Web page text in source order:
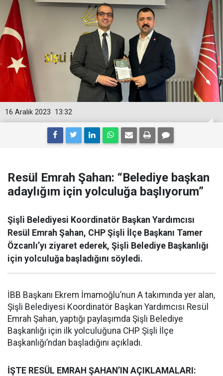
13:32
16 Aralık 2023
Resül Emrah Şahan: “Belediye başkan
adaylığım için yolculuğa başlıyorum”
Şişli Belediyesi Koordinatör Başkan Yardımcısı
Resül Emrah Şahan, CHP Şişli İlçe Başkanı Tamer
Özcanlı’yı ziyaret ederek, Şişli Belediye Başkanlığı
için yolculuğa başladığını söyledi.
İBB Başkanı Ekrem İmamoğlu’nun A takımında yer alan,
Şişli Belediyesi Koordinatör Başkan Yardımcısı Resül
Emrah Şahan, yaptığı paylaşımda Şişli Belediye
Başkanlığı için ilk yolculuğuna CHP Şişli İlçe
Başkanlığı’ndan başladığını açıkladı.
İŞTE RESÜL EMRAH ŞAHAN’IN AÇIKLAMALARI: